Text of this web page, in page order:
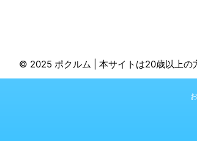
© 2025 ポクルム | 本サイトは20歳以上の